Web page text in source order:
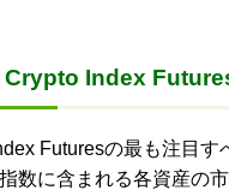
Index
Futuresの最も注目す
数に含まれる各資産の